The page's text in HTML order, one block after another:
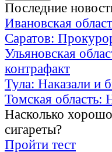
Последние
Ивановская
Саратов:
Ульяновская
контрафакт
Тула: Наказали и
Томская область:
Насколько
сигареты?
Пройти тест